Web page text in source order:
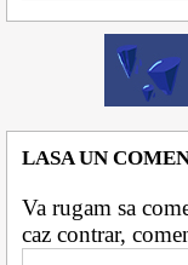
LASA UN
Va rugam sa
caz contrar,